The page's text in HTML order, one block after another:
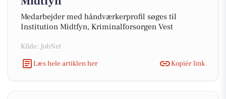
Medarbejder med håndværkerprofil søges til
Institution Midtfyn, Kriminalforsorgen Vest
Kilde: JobNet
Læs hele artiklen her
Kopiér link